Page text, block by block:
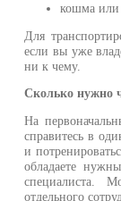
кошма или
Для
если вы уже
ни к чему.
Сколько нужно
На
справитесь в
и
обладаете
специалиста.
отдельного